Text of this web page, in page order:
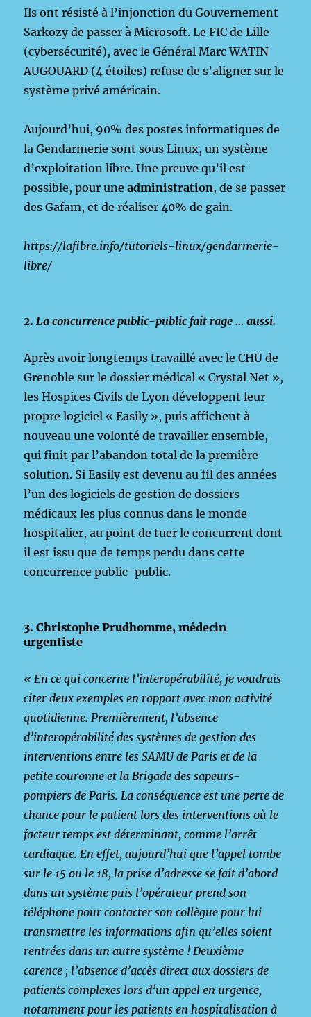
Ils ont résisté à l’injonction du Gouvernement
Sarkozy de passer à Microsoft. Le FIC de Lille
(cybersécurité), avec le Général Marc WATIN
AUGOUARD (4 étoiles) refuse de s’aligner sur le
système privé américain.
Aujourd’hui, 90% des postes informatiques de
la Gendarmerie sont sous Linux, un système
d’exploitation libre. Une preuve qu’il est
possible, pour uneadministration, de se passer
des Gafam, et de réaliser 40% de gain.
https://lafibre.info/tutoriels-linux/gendarmerie-
libre/
2. La concurrence public-public fait rage … aussi.
Après avoir longtemps travaillé avec le CHU de
Grenoble sur le dossier médical « Crystal Net »,
les Hospices Civils de Lyon développent leur
propre logiciel « Easily », puis affichent à
nouveau une volonté de travailler ensemble,
qui finit par l’abandon total de la première
solution. Si Easily est devenu au fil des années
l’un des logiciels de gestion de dossiers
médicaux les plus connus dans le monde
hospitalier, au point de tuer le concurrent dont
il est issu que de temps perdu dans cette
concurrence public-public.
3. Christophe Prudhomme, médecin
urgentiste
« En ce qui concerne l’interopérabilité, je voudrais
citer deux exemples en rapport avec mon activité
quotidienne. Premièrement, l’absence
d’interopérabilité des systèmes de gestion des
interventions entre les SAMU de Paris et de la
petite couronne et la Brigade des sapeurs-
pompiers de Paris. La conséquence est une perte de
chance pour le patient lors des interventions où le
facteur temps est déterminant, comme l’arrêt
cardiaque. En effet, aujourd’hui que l’appel tombe
sur le 15 ou le 18, la prise d’adresse se fait d’abord
dans un système puis l’opérateur prend son
téléphone pour contacter son collègue pour lui
transmettre les informations afin qu’elles soient
rentrées dans un autre système ! Deuxième
carence ; l’absence d’accès direct aux dossiers de
patients complexes lors d’un appel en urgence,
notamment pour les patients en hospitalisation à